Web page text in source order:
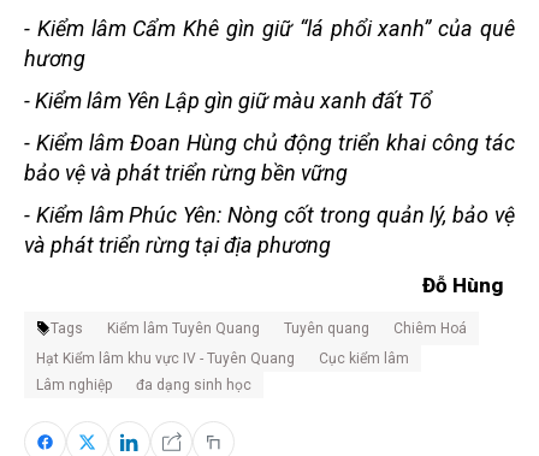
- Kiểm lâm Cẩm Khê gìn giữ “lá phổi xanh” của quê
hương
-Kiểm lâm Yên Lập gìn giữ màu xanh đất Tổ
- Kiểm lâm Đoan Hùng chủ động triển khai công tác
bảo vệ và phát triển rừng bền vững
- Kiểm lâm Phúc Yên: Nòng cốt trong quản lý, bảo vệ
và phát triển rừng tại địa phương
Đỗ Hùng
Tags Kiểm lâm Tuyên Quang Tuyên quang
Chiêm Hoá
Hạt Kiểm lâm khu vực IV - Tuyên Quang
Cục kiểm lâm
Lâm nghiệp
đa dạng sinh học